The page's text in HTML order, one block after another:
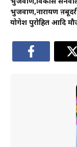
भुजवाण,नारायण
योगेश पुरोहित आदि